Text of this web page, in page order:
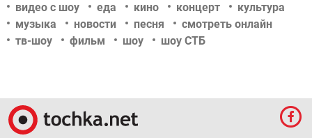
видео с шоу
еда кино концерт
культура
музыка
новости песня
смотреть онлайн
тв-шоу
фильм шоу шоу СТБ